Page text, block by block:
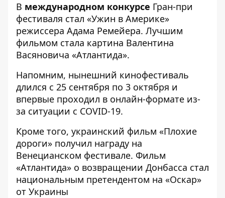
В международном конкурсе Гран-при
фестиваля стал «Ужин в Америке»
режиссера Адама Ремейера. Лучшим
фильмом стала картина Валентина
Васяновича «Атлантида».
Напомним, нынешний кинофестиваль
длился с 25 сентября по 3 октября и
впервые проходил в онлайн-формате из-
за ситуации с COVID-19.
Кроме того, украинский фильм «Плохие
дороги» получил награду на
Венецианском фестивале. Фильм
«Атлантида» о возвращении Донбасса стал
национальным претендентом на «Оскар»
от Украины